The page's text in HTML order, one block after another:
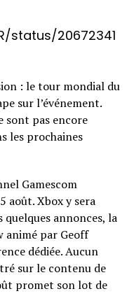
status/20672341
: le tour mondial du
sur l’événement.
sont pas encore
les prochaines
Gamescom
août. Xbox y sera
annonces, la
animé par Geoff
dédiée. Aucun
sur le contenu de
promet son lot de